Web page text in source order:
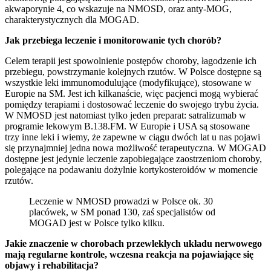
akwaporynie 4, co wskazuje na NMOSD, oraz anty-MOG,
charakterystycznych dla MOGAD.
Jak przebiega leczenie i monitorowanie tych chorób?
Celem terapii jest spowolnienie postępów choroby, łagodzenie ich
przebiegu, powstrzymanie kolejnych rzutów. W Polsce dostępne są
wszystkie leki immunomodulujące (modyfikujące), stosowane w
Europie na SM. Jest ich kilkanaście, więc pacjenci mogą wybierać
pomiędzy terapiami i dostosować leczenie do swojego trybu życia.
W NMOSD jest natomiast tylko jeden preparat: satralizumab w
programie lekowym B.138.FM. W Europie i USA są stosowane
trzy inne leki i wiemy, że zapewne w ciągu dwóch lat u nas pojawi
się przynajmniej jedna nowa możliwość terapeutyczna. W MOGAD
dostępne jest jedynie leczenie zapobiegające zaostrzeniom choroby,
polegające na podawaniu dożylnie kortykosteroidów w momencie
rzutów.
Leczenie w NMOSD prowadzi w Polsce ok. 30
placówek, w SM ponad 130, zaś specjalistów od
MOGAD jest w Polsce tylko kilku.
Jakie znaczenie w chorobach przewlekłych układu nerwowego
mają regularne kontrole, wczesna reakcja na pojawiające się
objawy i rehabilitacja?